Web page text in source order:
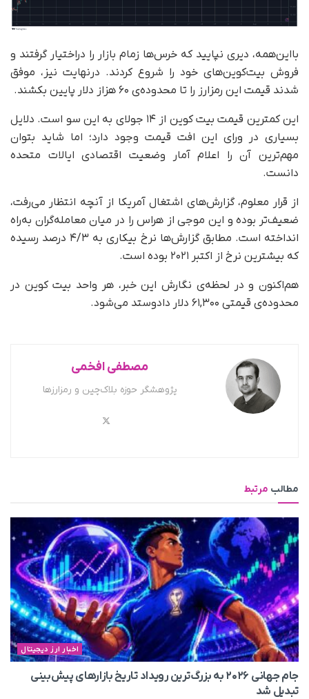
بااین‌همه، دیری نپایید که خرس‌ها زمام بازار را دراختیار گرفتند و
فروش بیت‌کوین‌های خود را شروع کردند. در‌نهایت نیز، موفق
شدند قیمت این رمزارز را تا محدوده‌ی ۶۰ هزاز دلار پایین بکشند.
این کمترین قیمت بیت کوین از ۱۴ جولای به این سو است. دلایل
بسیاری در ورای این افت قیمت وجود دارد؛ اما شاید بتوان
مهم‌ترین آن را اعلام آمار وضعیت اقتصادی ایالات متحده
دانست.
از قرار معلوم، گزارش‌های اشتغال آمریکا از آنچه انتظار می‌رفت،
ضعیف‌تر بوده و این موجی از هراس را در میان معامله‌گران به‌راه
انداخته است. مطابق گزارش‌ها نرخ بیکاری به ۴/۳ درصد رسیده
که بیشترین نرخ از اکتبر ۲۰۲۱ بوده است.
هم‌اکنون و در لحظه‌ی نگارش این خبر، هر واحد بیت کوین در
محدوده‌ی قیمتی ۶۱,۳۰۰ دلار دادوستد می‌شود.
مصطفی افخمی
پژوهشگر حوزه بلاک‌چین و رمزارزها
مطالب مرتبط
اخبار ارز دیجیتال
جام جهانی ۲۰۲۶ به بزرگ‌ترین رویداد تاریخ بازارهای پیش‌بینی
تبدیل شد